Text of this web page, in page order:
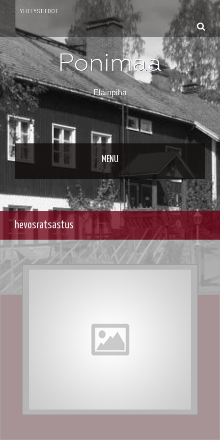
YHTEYSTIEDOT
Ponimaa
Eläinpiha
MENU
Skip to content
hevosratsastus